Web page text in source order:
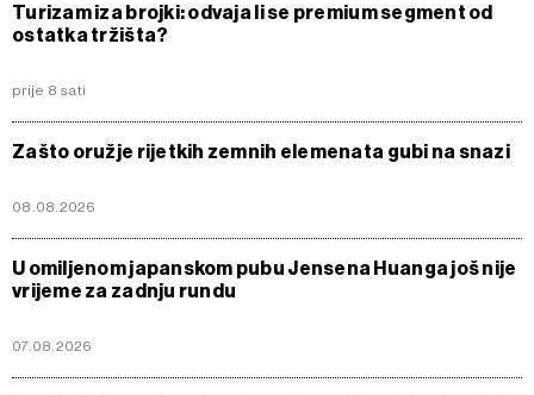
Turizam iza brojki: odvaja li se premium segment od
ostatka tržišta?
prije 8 sati
Zašto oružje rijetkih zemnih elemenata gubi na snazi
08.08.2026
U omiljenom japanskom pubu Jensena Huanga još nije
vrijeme za zadnju rundu
07.08.2026